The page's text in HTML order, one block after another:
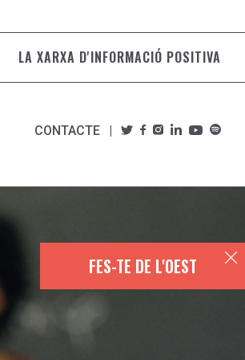
LA XARXA D'INFORMACIÓ POSITIVA
CONTACTE
FES-TE DE L'OEST